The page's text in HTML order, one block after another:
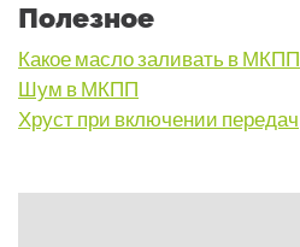
Полезное
Какое масло заливать в МКПП
Шум в МКПП
Хруст при включении передач